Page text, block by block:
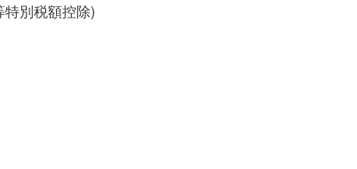
別税額控除)